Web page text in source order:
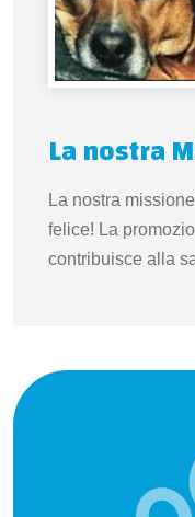
La nostra
La nostra
felice! La
contribuisce alla